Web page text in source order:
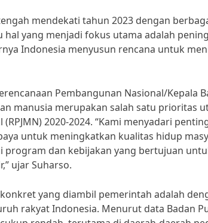
mendekati tahun 2023 dengan
hal yang menjadi fokus utama adalah
Indonesia menyusun rencana untuk
Pembangunan Nasional/Kepala
manusia merupakan salah satu prioritas
(RPJMN) 2020-2024. “Kami menyadari
untuk meningkatkan kualitas hidup
program dan kebijakan yang bertujuan
ujar Suharso.
yang diambil pemerintah adalah
rakyat Indonesia. Menurut data Badan